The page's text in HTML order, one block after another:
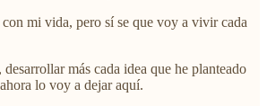
mi vida, pero sí se que voy a vivir cada
más cada idea que he planteado
lo voy a dejar aquí.